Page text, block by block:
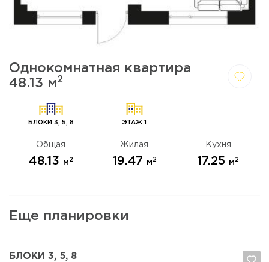
Однокомнатная квартира
48.13 м2
БЛОКИ 3, 5, 8 ЭТАЖ 1
Общая
48.13 м 2
Жилая
19.47 м 2
Кухня
17.25 м 2
Еще планировки
БЛОКИ 3, 5, 8